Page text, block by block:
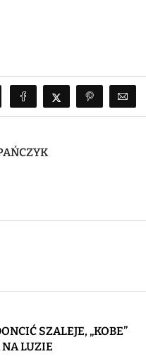
SZALEJE, „KOBE”
NA LUZIE